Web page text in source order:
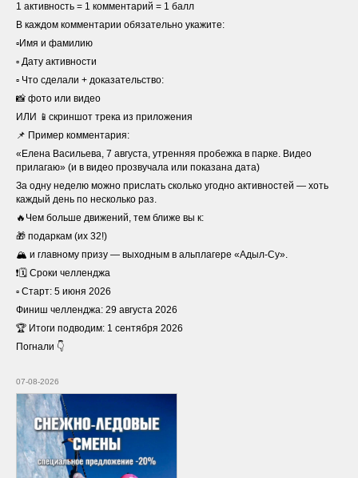
1 активность = 1 комментарий = 1 балл
В каждом комментарии обязательно укажите:
▫️Имя и фамилию
▫️ Дату активности
▫️ Что сделали + доказательство:
📸 фото или видео
ИЛИ 📱скриншот трека из приложения
📌 Пример комментария:
«Елена Васильева, 7 августа, утренняя пробежка в парке. Видео
прилагаю» (и в видео прозвучала или показана дата)
За одну неделю можно прислать сколько угодно активностей — хоть
каждый день по несколько раз.
🔥Чем больше движений, тем ближе вы к:
🎁 подаркам (их 32!)
🏔 и главному призу — выходным в альплагере «Адыл-Су».
❗️🗓 Сроки челленджа
▫️ Старт: 5 июня 2026
Финиш челленджа: 29 августа 2026
🏆 Итоги подводим: 1 сентября 2026
Погнали 👇
07-08-2026